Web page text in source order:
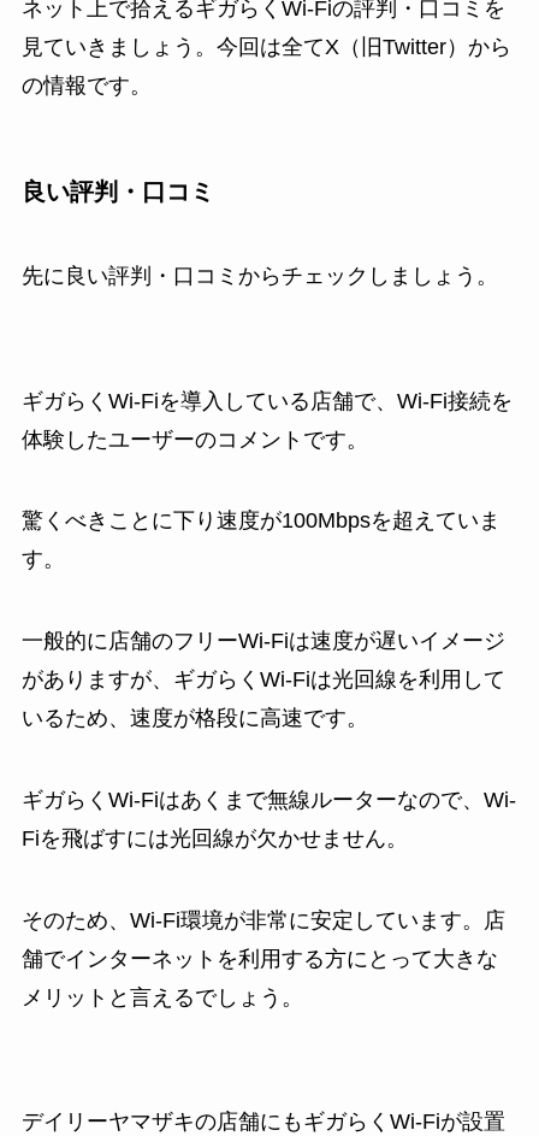
ネット上で拾えるギガらくWi-Fiの評判・口コミを
見ていきましょう。今回は全てX（旧Twitter）から
の情報です。
良い評判・口コミ
先に良い評判・口コミからチェックしましょう。
ギガらくWi-Fiを導入している店舗で、Wi-Fi接続を
体験したユーザーのコメントです。
驚くべきことに下り速度が100Mbpsを超えていま
す。
一般的に店舗のフリーWi-Fiは速度が遅いイメージ
がありますが、ギガらくWi-Fiは光回線を利用して
いるため、速度が格段に高速です。
ギガらくWi-Fiはあくまで無線ルーターなので、Wi-
Fiを飛ばすには光回線が欠かせません。
そのため、Wi-Fi環境が非常に安定しています。店
舗でインターネットを利用する方にとって大きな
メリットと言えるでしょう。
デイリーヤマザキの店舗にもギガらくWi-Fiが設置